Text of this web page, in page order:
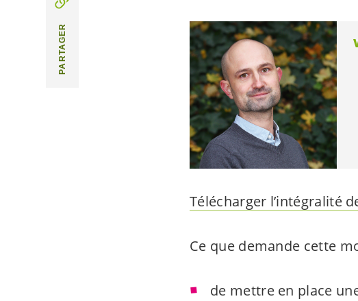
Télécharger l’intégralité
Ce que demande cette
de mettre en place
PARTAGER